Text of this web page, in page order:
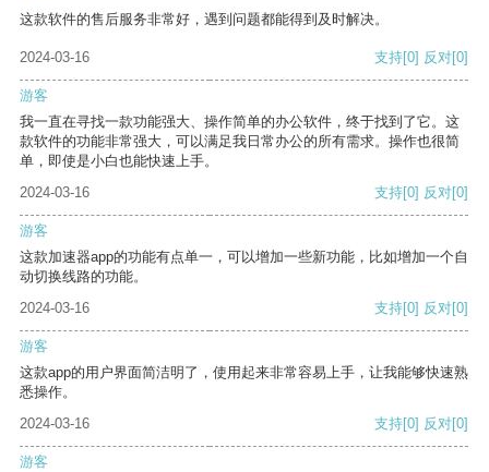
这款软件的售后服务非常好，遇到问题都能得到及时解决。
2024-03-16 支持[0] 反对[0]
游客
我一直在寻找一款功能强大、操作简单的办公软件，终于找到了它。这
款软件的功能非常强大，可以满足我日常办公的所有需求。操作也很简
单，即使是小白也能快速上手。
2024-03-16
支持[0] 反对[0]
游客
这款加速器app的功能有点单一，可以增加一些新功能，比如增加一个自
动切换线路的功能。
2024-03-16
支持[0] 反对[0]
游客
这款app的用户界面简洁明了，使用起来非常容易上手，让我能够快速熟
悉操作。
2024-03-16
支持[0] 反对[0]
游客